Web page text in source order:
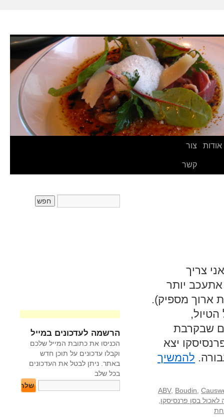
אודות צור
קשר
צריך
יותר
ארוך מספיק).
שבקרבת
יצא
להמשיך
ABV, Boudin
לאכול בסן פרנסיסקו
הרשמה לעדכונים במייל
הכניסו את כתובת המייל שלכם
וקבלו עדכונים על תוכן חדש
באתר. ניתן לבטל את העדכונים
בכל שלב